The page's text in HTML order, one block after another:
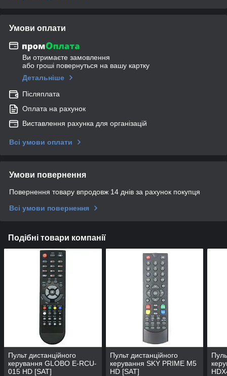
Умови оплати
Ви отримаєте замовлення
або гроші повернуться на вашу картку
Детальніше
Післяплата
Оплата на рахунок
Виставлення рахунка для організацій
Всі умови оплати
Умови повернення
Повернення товару впродовж 14 днів за рахунок покупця
Всі умови повернення
Подібні товари компанії
Пульт дистанційного
керування GLOBO E-RCU-
015 HD [SAT]
Пульт дистанційного
керування SKY PRIME M5
HD [SAT]